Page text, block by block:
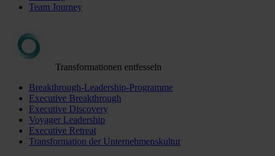
Team Journey
Transformationen entfesseln
Breakthrough-Leadership-Programme
Executive Breakthrough
Executive Discovery
Voyager Leadership
Executive Retreat
Transformation der Unternehmenskultur